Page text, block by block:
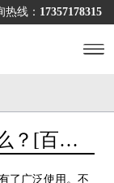
热线： 17357178315
？[百乐
了广泛使用。不